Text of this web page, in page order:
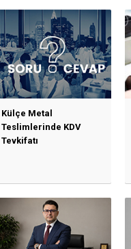
Külçe Metal
Teslimlerinde KDV
Tevkifatı